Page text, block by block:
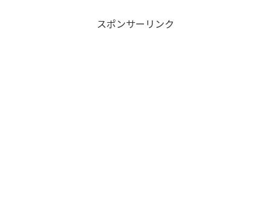
で約45分、さらにフェリーで10
で約45分、さらにフェリーで10
分ほどのホ...
スポンサーリンク